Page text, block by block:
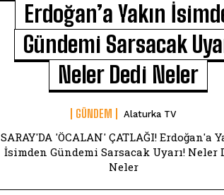
Erdoğan’a Yakın
Gündemi Sarsacak
Neler Dedi Neler
GÜNDEM Alaturka TV
SARAY'DA 'ÖCALAN' ÇATLAĞI! Erdoğan'a
İsimden Gündemi Sarsacak Uyarı! Neler
Neler